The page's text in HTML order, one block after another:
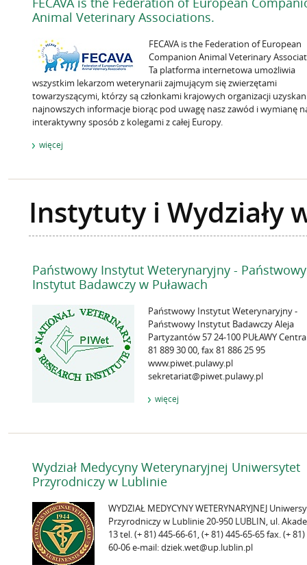
FECAVA is the Federation of European
Animal Veterinary Associations.
FECAVA is the Federation of European
Companion Animal Veterinary
Ta platforma internetowa umożliwia
wszystkim lekarzom weterynarii zajmującym się zwierzętami
towarzyszącymi, którzy są członkami krajowych organizacji
najnowszych informacje biorąc pod uwagę nasz zawód i wymianę
interaktywny sposób z kolegami z całej Europy.
więcej
Instytuty i Wydziały
Państwowy Instytut Weterynaryjny - Państwowy
Instytut Badawczy w Puławach
Państwowy Instytut Weterynaryjny -
Państwowy Instytut Badawczy Aleja
Partyzantów 57 24-100 PUŁAWY
81 889 30 00, fax 81 886 25 95
www.piwet.pulawy.pl
sekretariat@piwet.pulawy.pl
więcej
Wydział Medycyny Weterynaryjnej Uniwersytet
Przyrodniczy w Lublinie
WYDZIAŁ MEDYCYNY WETERYNARYJNEJ
Przyrodniczy w Lublinie 20-950 LUBLIN, ul.
13 tel. (+ 81) 445-66-61, (+ 81) 445-65-65 fax. (+ 81)
60-06 e-mail: dziek.wet@up.lublin.pl